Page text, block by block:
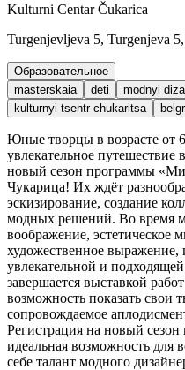
Kulturni Centar Čukarica
Turgenjevljeva 5, Turgenjeva
Образовательное
masterskaia
deti modnyi
kulturnyi tsentr chukaritsa
Юные творцы в возрасте от
увлекательное путешествие
новый сезон программы
Чукарица! Их ждёт
эскизирование, создание
модных решений. Во время
воображение,
художественное выражение,
увлекательной и
завершается выставкой
возможность показать свои
сопровождаемое
Регистрация на новый
идеальная возможность для
себе талант модного